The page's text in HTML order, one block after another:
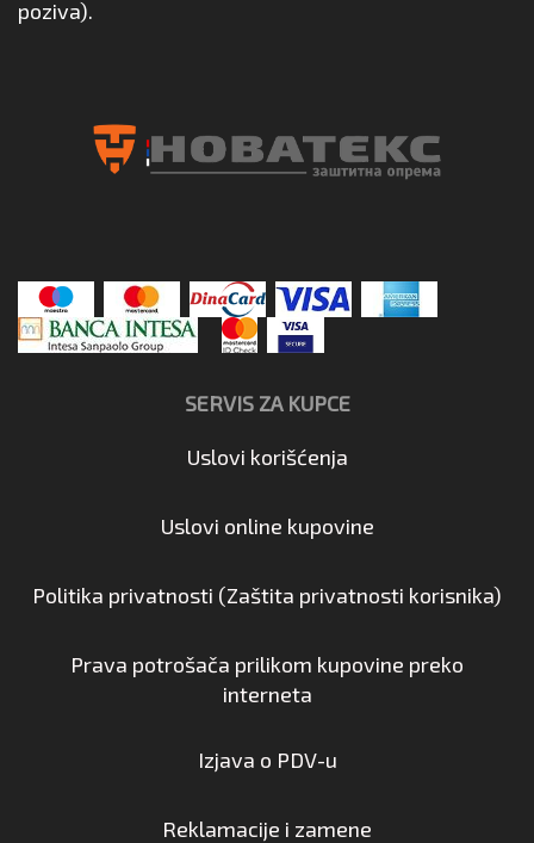
poziva).
SERVIS ZA KUPCE
Uslovi korišćenja
Uslovi online kupovine
Politika privatnosti (Zaštita privatnosti korisnika)
Prava potrošača prilikom kupovine preko
interneta
Izjava o PDV-u
Reklamacije i zamene